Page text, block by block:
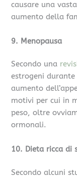
causare una
aumento della
9. Menopausa
Secondo una
estrogeni
aumento
motivi per cui in
peso, oltre
ormonali.
10. Dieta ricca di
Secondo alcuni